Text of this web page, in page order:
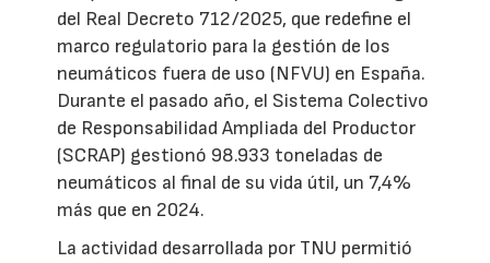
del Real Decreto 712/2025, que redefine el
marco regulatorio para la gestión de los
neumáticos fuera de uso (NFVU) en España.
Durante el pasado año, el Sistema Colectivo
de Responsabilidad Ampliada del Productor
(SCRAP) gestionó 98.933 toneladas de
neumáticos al final de su vida útil, un 7,4%
más que en 2024.
La actividad desarrollada por TNU permitió